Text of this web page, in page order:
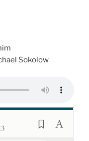
Sokolow